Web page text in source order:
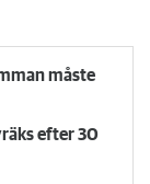
måste
efter 30